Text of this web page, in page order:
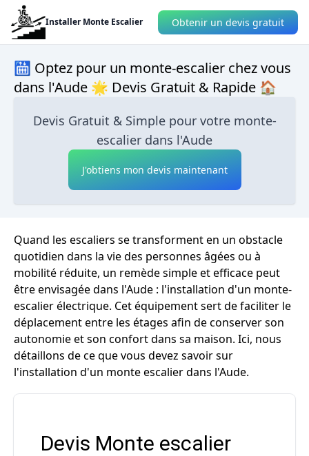
Installer Monte Escalier Obtenir un devis gratuit
🛗 Optez pour un monte-escalier chez vous
dans l'Aude 🌟 Devis Gratuit & Rapide 🏠
Devis Gratuit & Simple pour votre monte-
escalier dans l'Aude
J'obtiens mon devis maintenant
Quand les escaliers se transforment en un obstacle
quotidien dans la vie des personnes âgées ou à
mobilité réduite, un remède simple et efficace peut
être envisagée dans l'Aude : l'installation d'un monte-
escalier électrique. Cet équipement sert de faciliter le
déplacement entre les étages afin de conserver son
autonomie et son confort dans sa maison. Ici, nous
détaillons de ce que vous devez savoir sur
l'installation d'un monte escalier dans l'Aude.
Devis Monte escalier